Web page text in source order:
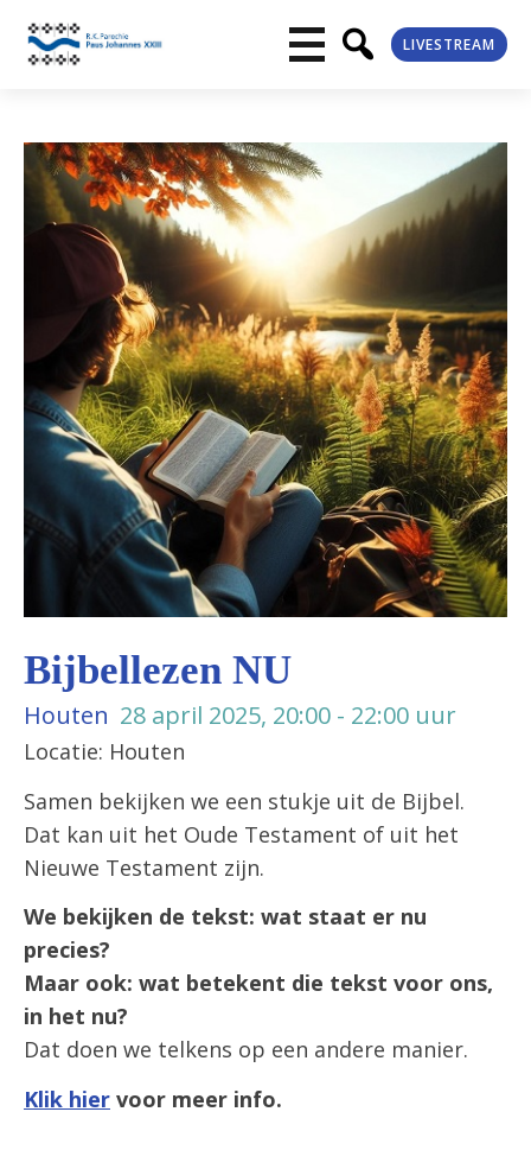
LIVESTREAM
Bijbellezen NU
Houten 28 april 2025, 20:00 - 22:00 uur
Locatie: Houten
Samen bekijken we een stukje uit de Bijbel.
Dat kan uit het Oude Testament of uit het
Nieuwe Testament zijn.
We bekijken de tekst: wat staat er nu
precies?
Maar ook: wat betekent die tekst voor ons,
in het nu?
Dat doen we telkens op een andere manier.
Klik hier voor meer info.